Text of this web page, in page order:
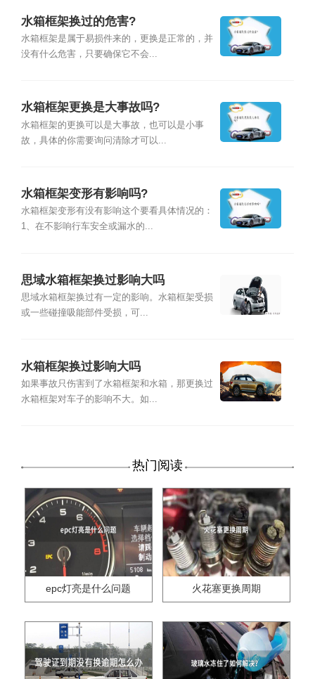
水箱框架换过的危害?
水箱框架是属于易损件来的，更换是正常的，并
没有什么危害，只要确保它不会...
水箱框架更换是大事故吗?
水箱框架的更换可以是大事故，也可以是小事
故，具体的你需要询问清除才可以...
水箱框架变形有影响吗?
水箱框架变形有没有影响这个要看具体情况的：
1、在不影响行车安全或漏水的...
思域水箱框架换过影响大吗
思域水箱框架换过有一定的影响。水箱框架受损
或一些碰撞吸能部件受损，可...
水箱框架换过影响大吗
如果事故只伤害到了水箱框架和水箱，那更换过
水箱框架对车子的影响不大。如...
热门阅读
epc灯亮是什么问题 火花塞更换周期